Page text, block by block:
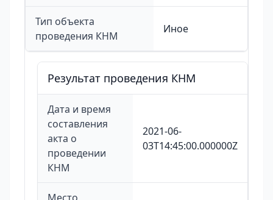
Тип объекта
проведения КНМ
Иное
Результат проведения КНМ
Дата и время
составления
акта о
проведении
КНМ
2021-06-
03T14:45:00.000000Z